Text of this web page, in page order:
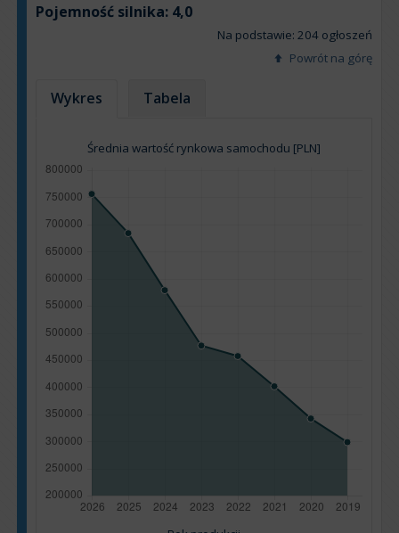
Pojemność silnika: 4,0
Na podstawie: 204 ogłoszeń
Powrót na górę
Wykres Tabela
Średnia wartość rynkowa samochodu [PLN]